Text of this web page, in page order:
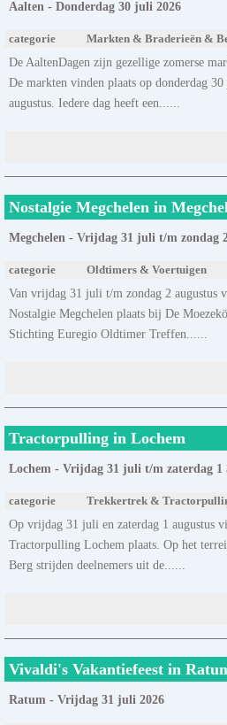
Aalten - Donderdag 30 juli 2026
categorie Markten & Braderieën &
De AaltenDagen zijn gezellige zomerse
De markten vinden plaats op donderdag
augustus. Iedere dag heeft een......
Nostalgie Megchelen in
Megchelen - Vrijdag 31 juli t/m zondag
categorie Oldtimers & Voertuigen
Van vrijdag 31 juli t/m zondag 2 augustus
Nostalgie Megchelen plaats bij De
Stichting Euregio Oldtimer Treffen......
Tractorpulling in Lochem
Lochem - Vrijdag 31 juli t/m zaterdag 1
categorie Trekkertrek &
Op vrijdag 31 juli en zaterdag 1 augustus
Tractorpulling Lochem plaats. Op het
Berg strijden deelnemers uit de......
Vivaldi's Vakantiefeest in
Ratum - Vrijdag 31 juli 2026